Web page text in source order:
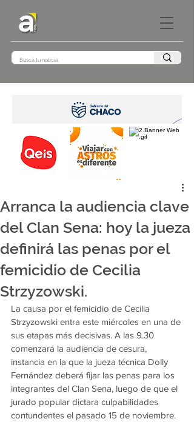
Arranca la audiencia clave
del Clan Sena: hoy la jueza
definirá las penas por el
femicidio de Cecilia
Strzyzowski.
La causa por el femicidio de Cecilia
Strzyzowski entra este miércoles en una de
sus etapas más decisivas. A las 9.30
comenzará la audiencia de cesura,
instancia en la que la jueza técnica Dolly
Fernández deberá fijar las penas para los
integrantes del Clan Sena, luego de que el
jurado popular dictara culpabilidades
contundentes el pasado 15 de noviembre.